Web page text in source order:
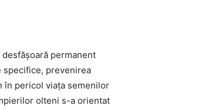
permanent
specifice, prevenirea
în pericol viața semenilor
olteni s-a orientat